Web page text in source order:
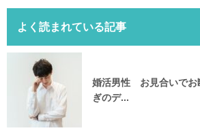
よく読まれている記事
婚活男性 お見合いで
ぎのデ...